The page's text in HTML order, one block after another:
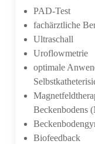
PAD-Test
fachärztliche
Ultraschall
Uroflowmetrie
optimale
Beckenbodens
Biofeedback